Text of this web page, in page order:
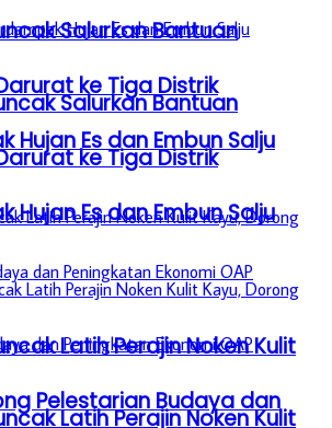
Salurkan Bantuan
ke Tiga Distrik
Hujan Es dan Embun Salju
Latih Perajin Noken Kulit
Pelestarian Budaya dan
Salurkan Bantuan
ke Tiga Distrik
Hujan Es dan Embun Salju
Latih Perajin Noken Kulit